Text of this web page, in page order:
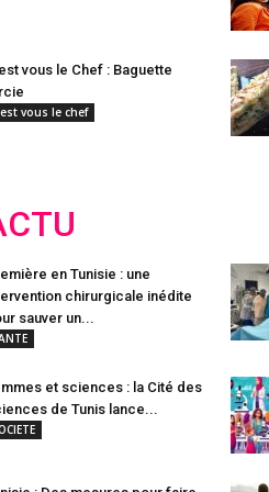
vous le Chef : Baguette
vous le chef
en Tunisie : une
chirurgicale inédite
sauver un...
et sciences : la Cité des
de Tunis lance...